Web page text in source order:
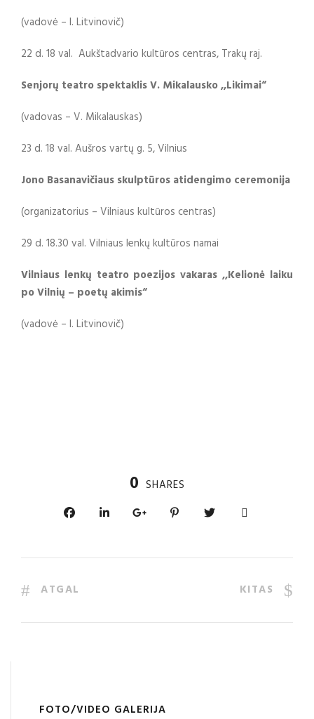
(vadovė – I. Litvinovič)
22 d. 18 val. Aukštadvario kultūros centras, Trakų raj.
Senjorų teatro spektaklis V. Mikalausko ,,Likimai“
(vadovas – V. Mikalauskas)
23 d. 18 val. Aušros vartų g. 5, Vilnius
Jono Basanavičiaus skulptūros atidengimo ceremonija
(organizatorius – Vilniaus kultūros centras)
29 d. 18.30 val. Vilniaus lenkų kultūros namai
Vilniaus lenkų teatro poezijos vakaras ,,Kelionė laiku
po Vilnių – poetų akimis“
(vadovė – I. Litvinovič)
0 SHARES
ATGAL KITAS
FOTO/VIDEO GALERIJA